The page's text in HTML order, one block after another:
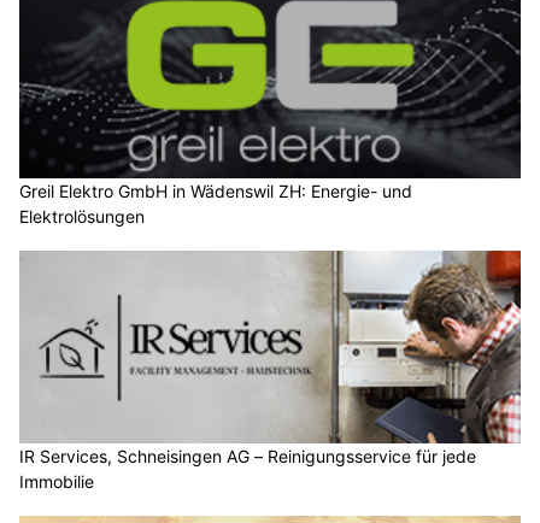
Greil Elektro GmbH in Wädenswil ZH: Energie- und
Elektrolösungen
IR Services, Schneisingen AG – Reinigungsservice für jede
Immobilie